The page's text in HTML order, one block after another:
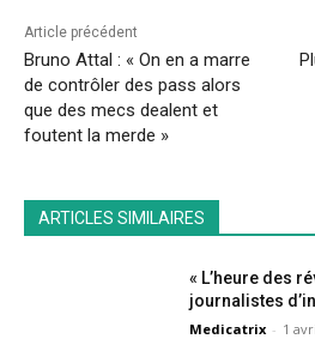
Article précédent
Bruno Attal : « On en a marre
de contrôler des pass alors
que des mecs dealent et
foutent la merde »
ARTICLES SIMILAIRES
« L’heure des
journalistes
Medicatrix - 1